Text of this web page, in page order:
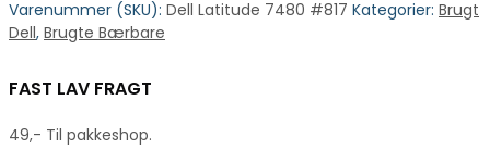
Varenummer (SKU): Dell Latitude 7480 #817 Kategorier: Brugt
Dell, Brugte Bærbare
FAST LAV FRAGT
49,- Til pakkeshop.